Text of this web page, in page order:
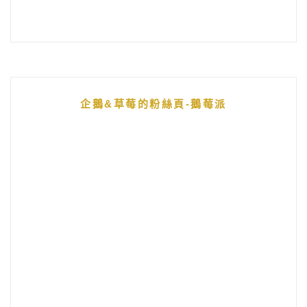
企鵝&草莓的粉絲頁-鵝莓派